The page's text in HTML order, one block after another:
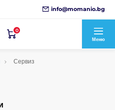
info@momanio.bg
0
Меню
Сервиз